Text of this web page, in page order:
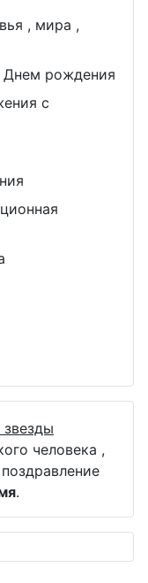
, мира ,
рождения
с
человека ,
.